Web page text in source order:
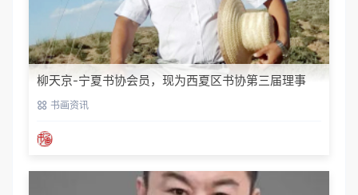
柳天京-宁夏书协会员，现为西夏区书协第三届理事
书画资讯